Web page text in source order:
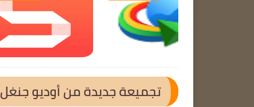
تجميعة جديدة من أوديو جنغل